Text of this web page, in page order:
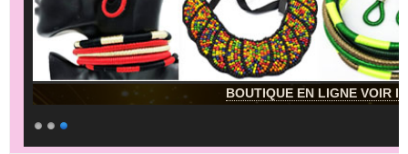
BOUTIQUE EN LIGNE VOIR